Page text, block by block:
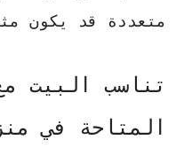
متعددة قد يكون
تناسب البيت
المتاحة في